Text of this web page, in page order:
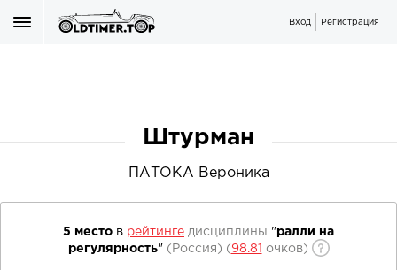
Вход Регистрация
Штурман
ПАТОКА Вероника
5 место в рейтинге дисциплины "ралли на
регулярность" (Россия) (98.81 очков)